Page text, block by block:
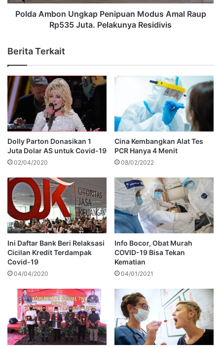
Polda Ambon Ungkap Penipuan Modus Amal Raup
Rp535 Juta. Pelakunya Residivis
Berita Terkait
Dolly Parton Donasikan 1
Juta Dolar AS untuk Covid-19
02/04/2020
Cina Kembangkan Alat Tes
PCR Hanya 4 Menit
08/02/2022
Ini Daftar Bank Beri Relaksasi
Cicilan Kredit Terdampak
Covid-19
04/04/2020
Info Bocor, Obat Murah
COVID-19 Bisa Tekan
Kematian
04/01/2021